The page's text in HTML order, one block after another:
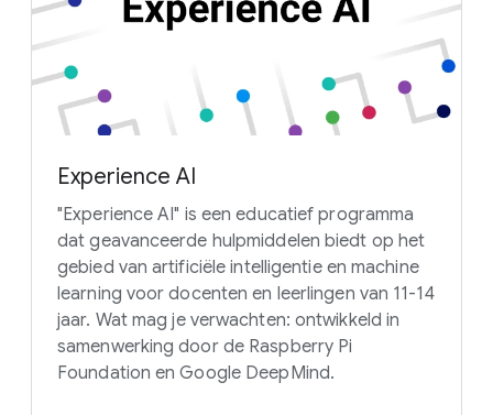
Experience AI
"Experience AI" is een educatief programma
dat geavanceerde hulpmiddelen biedt op het
gebied van artificiële intelligentie en machine
learning voor docenten en leerlingen van 11-14
jaar. Wat mag je verwachten: ontwikkeld in
samenwerking door de Raspberry Pi
Foundation en Google DeepMind.